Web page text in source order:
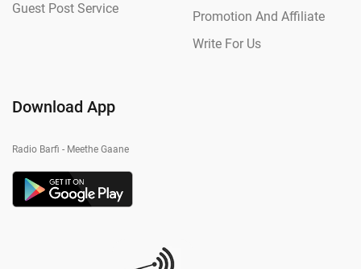
Guest Post Service
Promotion And Affiliate
Write For Us
Download App
Radio Barfi - Meethe Gaane